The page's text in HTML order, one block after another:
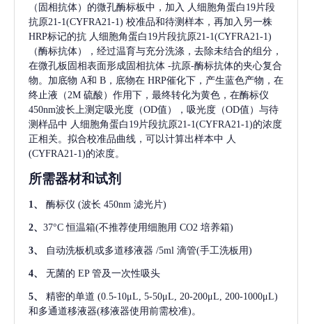
（固相抗体）的微孔酶标板中，加入
人细胞角蛋白19片段
抗原21-1(CYFRA21-1) 校准品和待测样本，再加入另一株
HRP标记的抗 人细胞角蛋白19片段抗原21-1(CYFRA21-1)
（酶标抗体），经过温育与充分洗涤，去除未结合的组分，
在微孔板固相表面形成固相抗体 -抗原-酶标抗体的夹心复合
物。加底物 A和 B，底物在 HRP催化下，产生蓝色产物，在
终止液（2M 硫酸）作用下，最终转化为黄色，在酶标仪
450nm波长上测定吸光度（OD值），吸光度（OD值）与待
测样品中 人细胞角蛋白19片段抗原21-1(CYFRA21-1)的浓度
正相关。拟合校准品曲线，可以计算出样本中 人
(CYFRA21-1)的浓度。
所需器材和试剂
1、 酶标仪 (波长 450nm 滤光片)
2、 37°C 恒温箱(不推荐使用细胞用 CO2 培养箱)
3、 自动洗板机或多道移液器 /5ml 滴管(手工洗板用)
4、 无菌的 EP 管及一次性吸头
5、 精密的单道 (0.5-10μL, 5-50μL, 20-200μL, 200-1000μL)
和多通道移液器(移液器使用前需校准)。